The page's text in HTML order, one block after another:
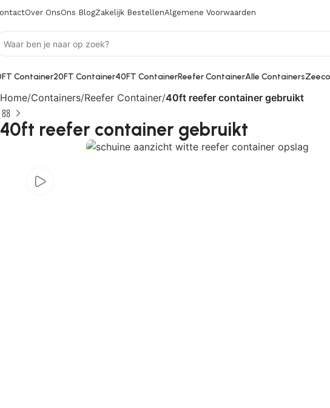
Over OnsOns BlogZakelijk BestellenAlgemene Voorwaarden
Container20FT Container40FT ContainerReefer ContainerAlle Containers
Home Containers Reefer Container 40ft reefer container gebruikt
40ft reefer container gebruikt